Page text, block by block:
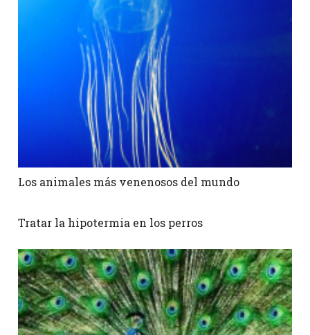
Los animales más venenosos del mundo
Tratar la hipotermia en los perros